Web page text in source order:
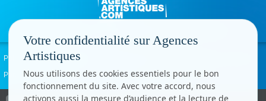
Politique de confidentialité
Paramètres cookies
Votre confidentialité sur Agences
Artistiques
Nous utilisons des cookies essentiels pour le bon
fonctionnement du site. Avec votre accord, nous
activons aussi la mesure d’audience et la lecture de